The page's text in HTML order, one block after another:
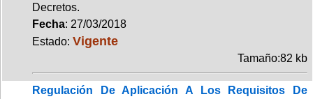
Decretos.
Fecha: 27/03/2018
Estado: Vigente
Tamaño:82 kb
Regulación De Aplicación A Los Requisitos De